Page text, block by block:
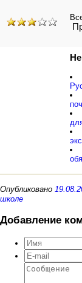
Опубликовано
школе
Добавление